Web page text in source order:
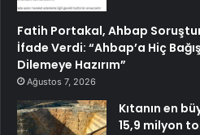
Fatih Portakal, Ahbap
İfade Verdi: “Ahbap’a Hiç
Dilemeye Hazırım”
Ağustos 7, 2026
Kıtanın en
15,9 milyon